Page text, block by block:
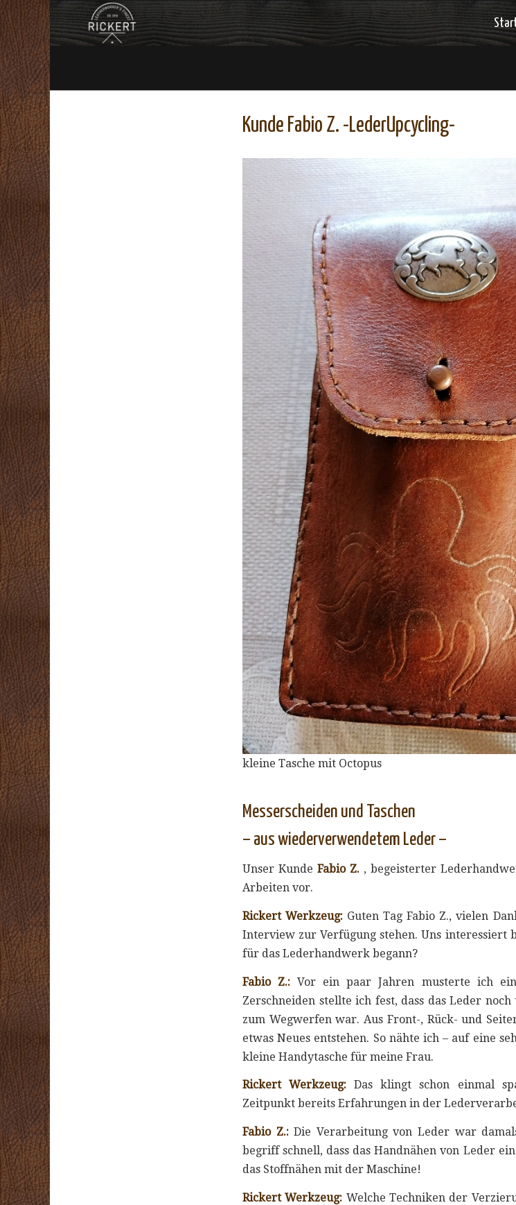
Kunde Fabio Z. -LederUpcycling-
kleine Tasche mit Octopus
Messerscheiden und Taschen
– aus wiederverwendetem Leder –
Unser Kunde Fabio Z. , begeisterter
Arbeiten vor.
Rickert Werkzeug: Guten Tag Fabio Z., vielen
Interview zur Verfügung stehen. Uns interessiert
für das Lederhandwerk begann?
Fabio Z.: Vor ein paar Jahren musterte ich
Zerschneiden stellte ich fest, dass das Leder
zum Wegwerfen war. Aus Front-, Rück- und
etwas Neues entstehen. So nähte ich – auf eine
kleine Handytasche für meine Frau.
Rickert Werkzeug: Das klingt schon einmal
Zeitpunkt bereits Erfahrungen in der
Fabio Z.:Die Verarbeitung von Leder war
begriff schnell, dass das Handnähen von Leder
das Stoffnähen mit der Maschine!
Rickert Werkzeug: Welche Techniken der